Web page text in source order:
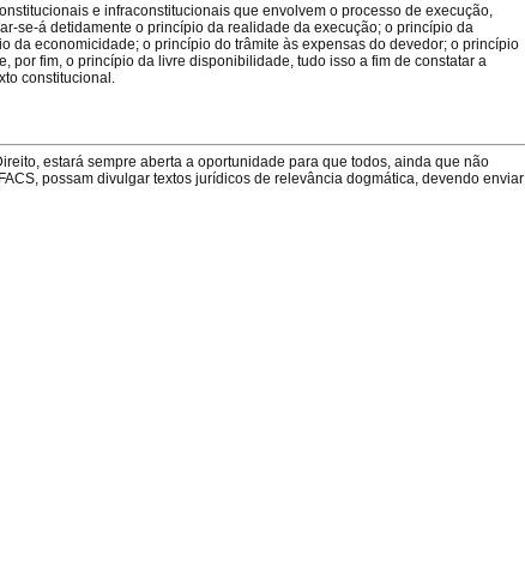
e infraconstitucionais que envolvem o processo de execução,
se-á detidamente o princípio da realidade da execução; o princípio da
da economicidade; o princípio do trâmite às expensas do devedor; o princípio
fim, o princípio da livre disponibilidade, tudo isso a fim de constatar a
constitucional.
estará sempre aberta a oportunidade para que todos, ainda que não
possam divulgar textos jurídicos de relevância dogmática, devendo enviar